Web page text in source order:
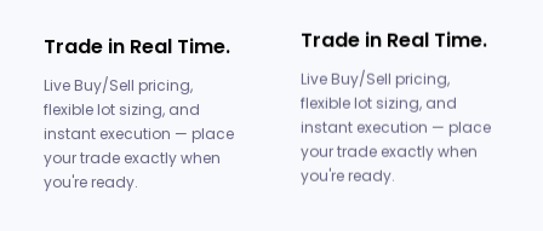
Trade in Real Time.
Live Buy/Sell pricing,
flexible lot sizing, and
instant execution — place
your trade exactly when
you're ready.
Trade in Real Time.
Live Buy/Sell pricing,
flexible lot sizing, and
instant execution — place
your trade exactly when
you're ready.